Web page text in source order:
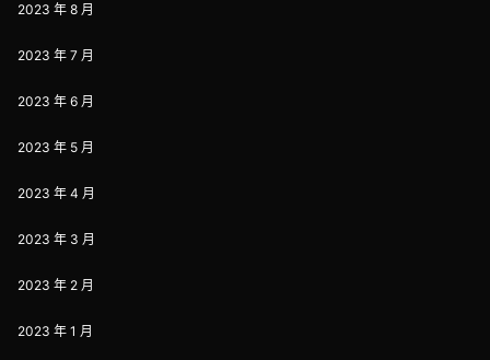
2023 年 8 月
2023 年 7 月
2023 年 6 月
2023 年 5 月
2023 年 4 月
2023 年 3 月
2023 年 2 月
2023 年 1 月